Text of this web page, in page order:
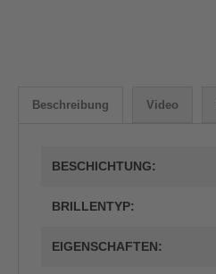
Beschreibung Video
BESCHICHTUNG:
BRILLENTYP:
EIGENSCHAFTEN: